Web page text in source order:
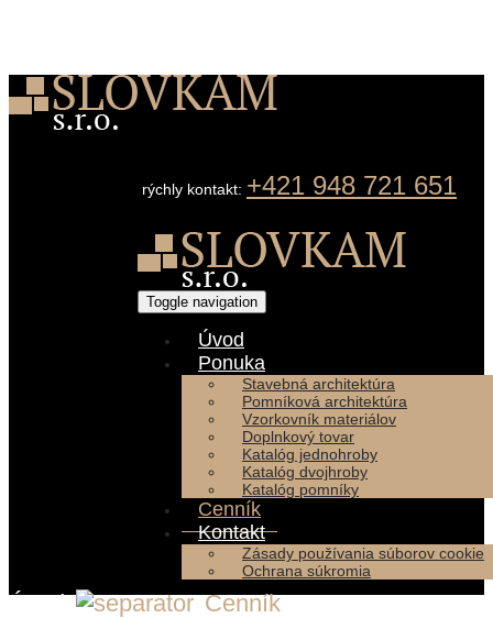
rýchly kontakt: +421 948 721 651
Toggle navigation
Úvod
Ponuka
Stavebná architektúra
Pomníková architektúra
Vzorkovník materiálov
Doplnkový tovar
Katalóg jednohroby
Katalóg dvojhroby
Katalóg pomníky
Cenník
Kontakt
Zásady používania súborov cookie
Ochrana súkromia
Úvod Cenník